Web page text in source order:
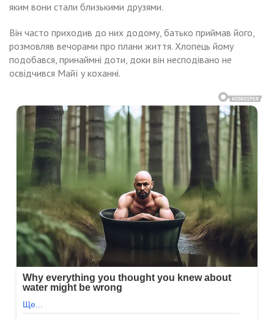
яким вони стали близькими друзями.
Він часто приходив до них додому, батько приймав його,
розмовляв вечорами про плани життя. Хлопець йому
подобався, принаймні доти, доки він несподівано не
освідчився Майї у коханні.